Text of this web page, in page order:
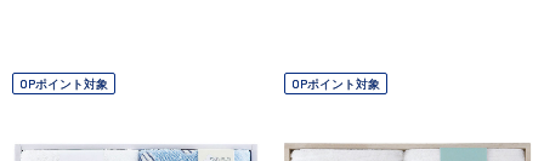
OPポイント対象 OPポイント対象